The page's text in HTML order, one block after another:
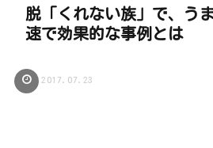
脱「くれない族」で、う
速で効果的な事例とは
2017.07.23